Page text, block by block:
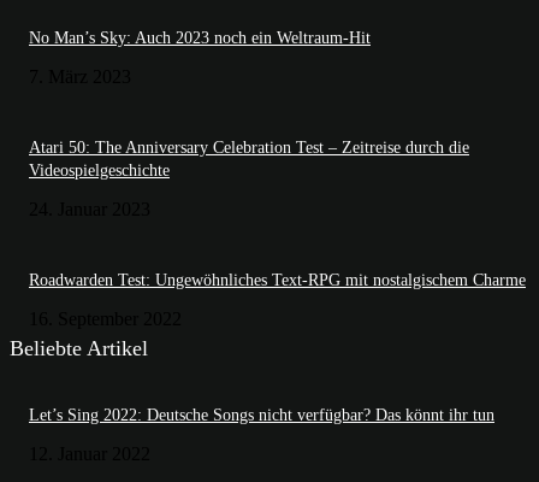
No Man’s Sky: Auch 2023 noch ein Weltraum-Hit
Atari 50: The Anniversary Celebration Test – Zeitreise durch die
Videospielgeschichte
Roadwarden Test: Ungewöhnliches Text-RPG mit nostalgischem Charme
Beliebte Artikel
Let’s Sing 2022: Deutsche Songs nicht verfügbar? Das könnt ihr tun